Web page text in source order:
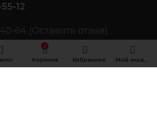
12
64 (Оставить отзыв)
0
Корзина Избранное Мой аккаунт